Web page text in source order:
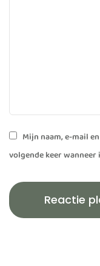
Mijn naam, e-mail
volgende keer